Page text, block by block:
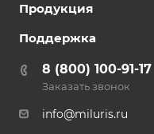
Продукция
Поддержка
8 (800) 100-91-17
Заказать звонок
info@miluris.ru